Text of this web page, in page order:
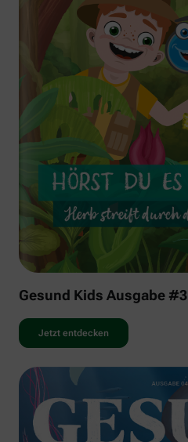
Gesund Kids Ausgabe #3
Jetzt entdecken